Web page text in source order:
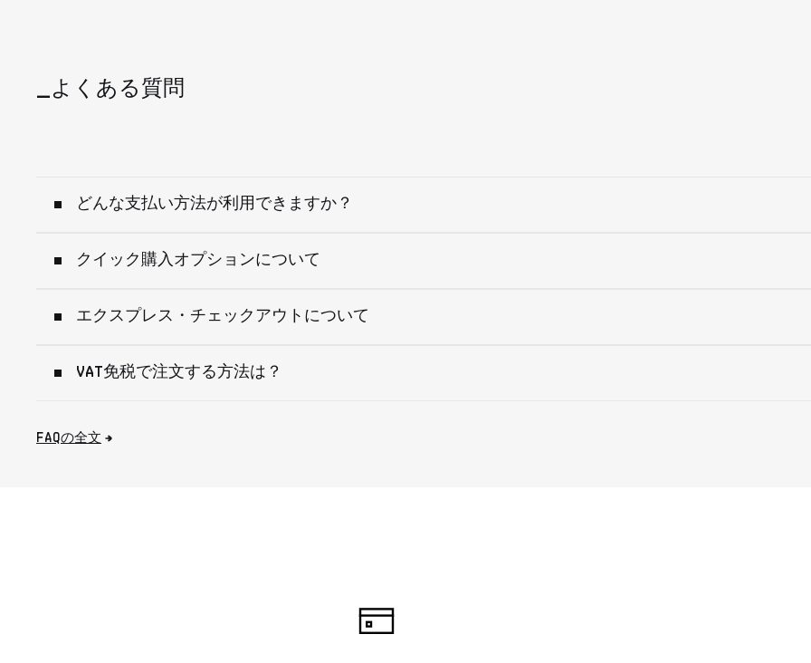
_よくある質問
どんな支払い方法が利用できますか？
クイック購入オプションについて
エクスプレス・チェックアウトについて
VAT免税で注文する方法は？
FAQの全文